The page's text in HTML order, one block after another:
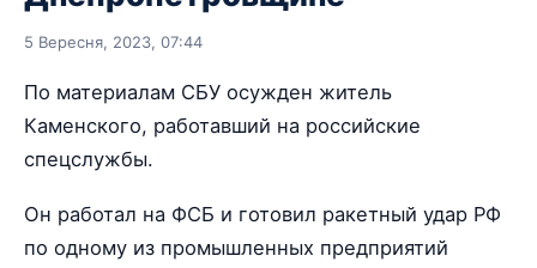
5 Вересня, 2023, 07:44
По материалам СБУ осужден житель
Каменского, работавший на российские
спецслужбы.
Он работал на ФСБ и готовил ракетный удар РФ
по одному из промышленных предприятий